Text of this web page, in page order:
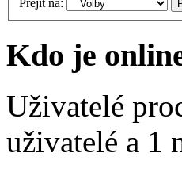
Přejít na:
Kdo je
Uživatelé
uživatelé a 1